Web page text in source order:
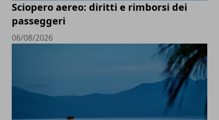
Sciopero aereo: diritti e rimborsi dei
passeggeri
06/08/2026